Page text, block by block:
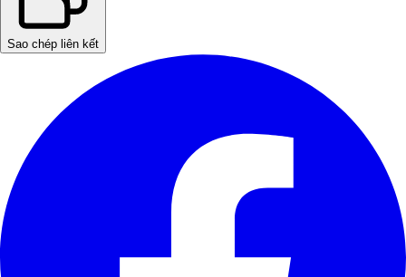
Sao chép liên kết